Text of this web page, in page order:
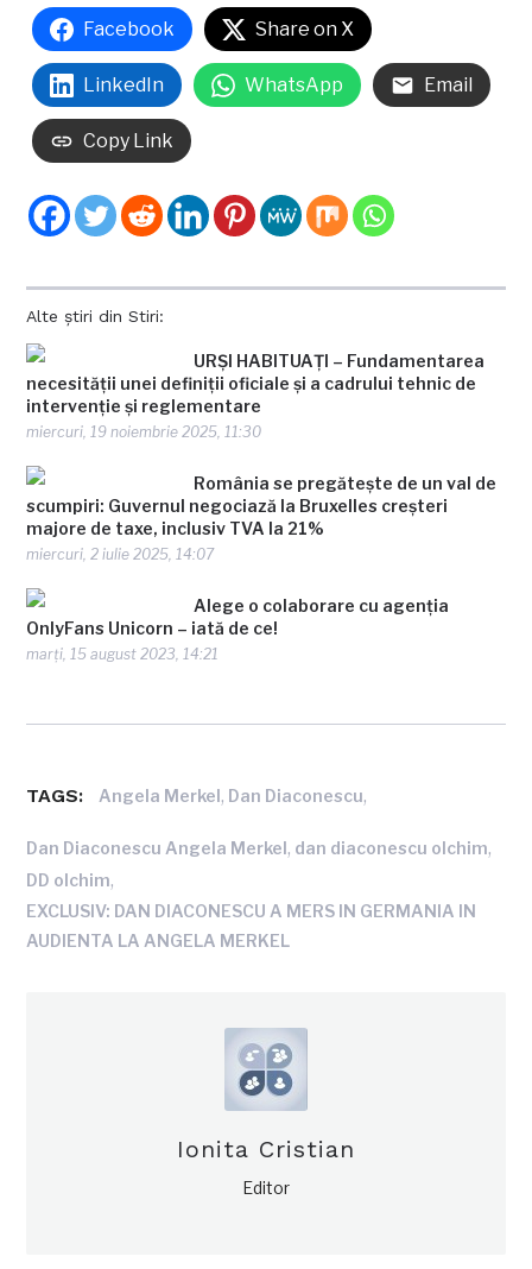
Alte știri din Stiri:
URȘI HABITUAȚI – Fundamentarea
necesității unei definiții oficiale și a cadrului tehnic de
intervenție și reglementare
miercuri, 19 noiembrie 2025, 11:30
România se pregătește de un val de
scumpiri: Guvernul negociază la Bruxelles creșteri
majore de taxe, inclusiv TVA la 21%
miercuri, 2 iulie 2025, 14:07
Alege o colaborare cu agenția
OnlyFans Unicorn – iată de ce!
marți, 15 august 2023, 14:21
Facebook Share on X
LinkedIn WhatsApp Email
Copy Link
TAGS: Angela Merkel, Dan Diaconescu,
Dan Diaconescu Angela Merkel, dan diaconescu olchim,
DD olchim,
EXCLUSIV: DAN DIACONESCU A MERS IN GERMANIA IN
AUDIENTA LA ANGELA MERKEL
Ionita Cristian
Editor